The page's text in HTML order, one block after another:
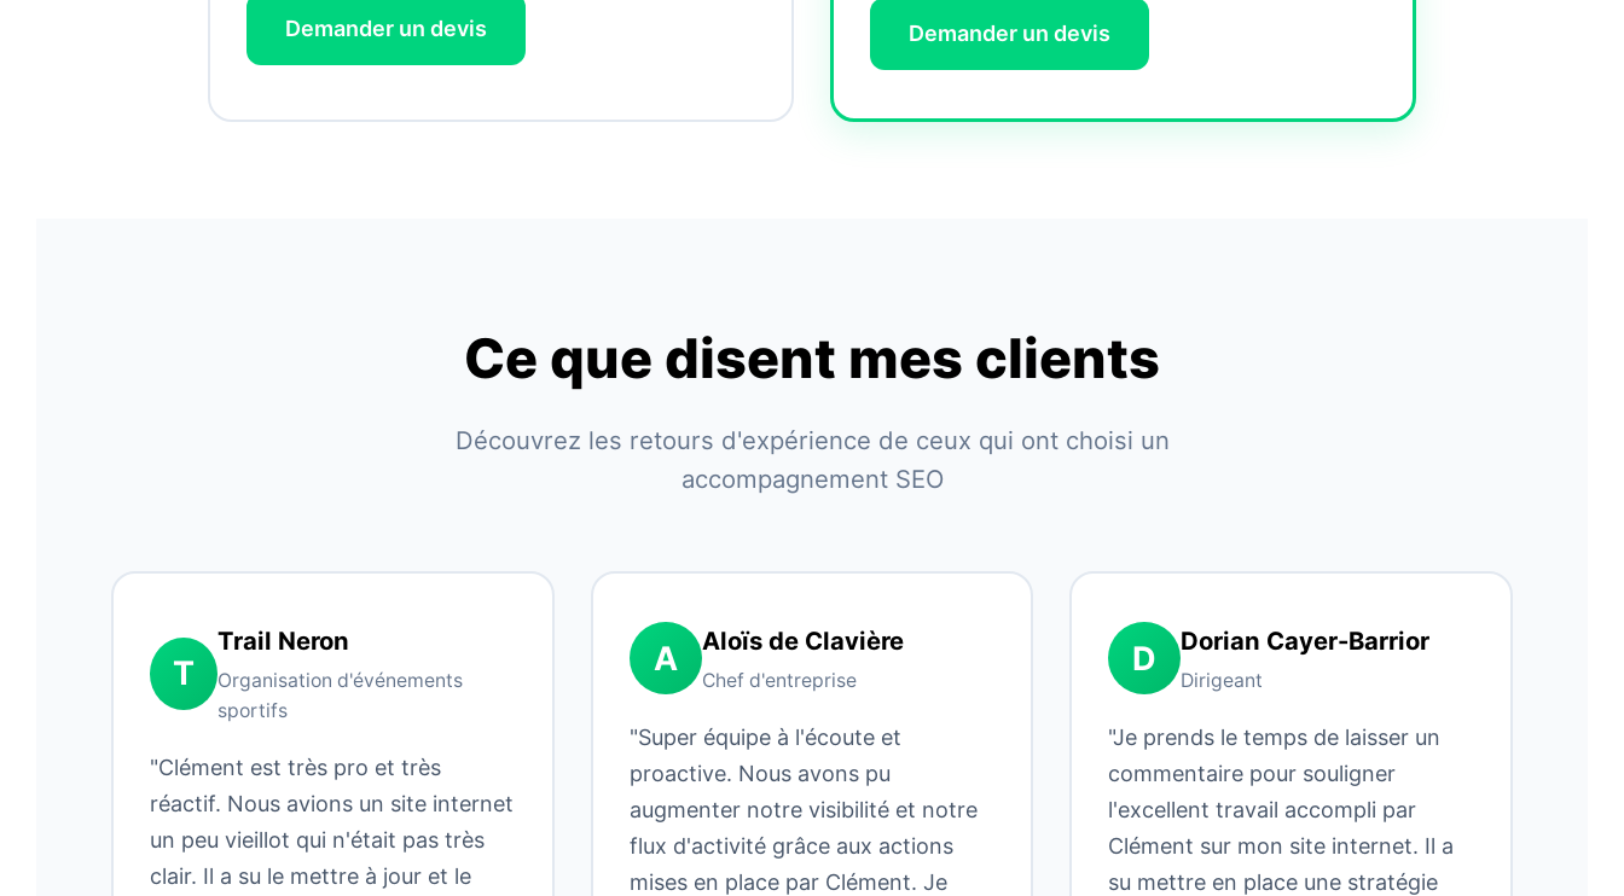
Demander un devis Demander un devis
Ce que disent mes clients
Découvrez les retours d'expérience de ceux qui ont choisi un
accompagnement SEO
T
Trail Neron
Organisation d'événements
sportifs
"Clément est très pro et très
réactif. Nous avions un site internet
un peu vieillot qui n'était pas très
clair. Il a su le mettre à jour et le
A Aloïs de Clavière
Chef d'entreprise
"Super équipe à l'écoute et
proactive. Nous avons pu
augmenter notre visibilité et notre
flux d'activité grâce aux actions
mises en place par Clément. Je
D Dorian Cayer-Barrior
Dirigeant
"Je prends le temps de laisser un
commentaire pour souligner
l'excellent travail accompli par
Clément sur mon site internet. Il a
su mettre en place une stratégie